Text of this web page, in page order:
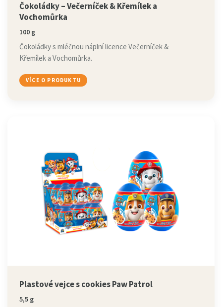
Čokoládky – Večerníček & Křemílek a
Vochomůrka
100 g
Čokoládky s mléčnou náplní licence Večerníček &
Křemílek a Vochomůrka.
VÍCE O PRODUKTU
Plastové vejce s cookies Paw Patrol
5,5 g